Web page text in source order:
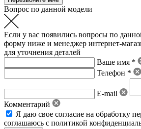
Вопрос по данной модели
Если у вас появились вопросы по
форму ниже и менеджер интернет-
для уточнения деталей
Ваше имя *
Телефон *
E-mail
Комментарий
Я даю свое согласие на обработку
соглашаюсь с политикой